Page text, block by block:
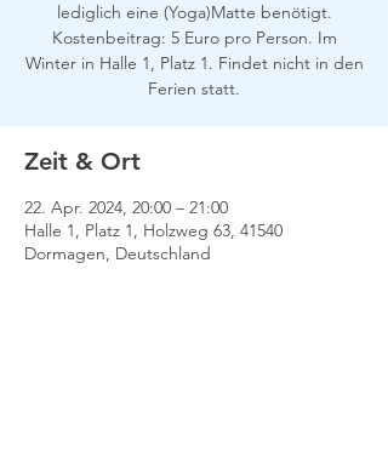
lediglich eine (Yoga)Matte benötigt.
Kostenbeitrag: 5 Euro pro Person. Im
Winter in Halle 1, Platz 1. Findet nicht in den
Ferien statt.
Zeit & Ort
22. Apr. 2024, 20:00 – 21:00
Halle 1, Platz 1, Holzweg 63, 41540
Dormagen, Deutschland